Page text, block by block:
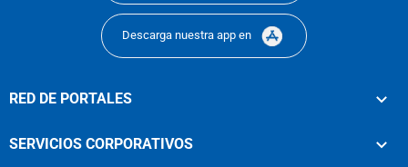
Descarga nuestra app en
RED DE PORTALES
SERVICIOS CORPORATIVOS